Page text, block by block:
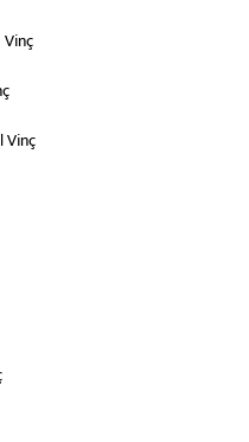
Vinç